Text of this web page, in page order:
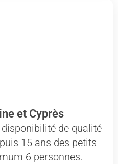
et Cyprès
de qualité
15 ans des petits
6 personnes.